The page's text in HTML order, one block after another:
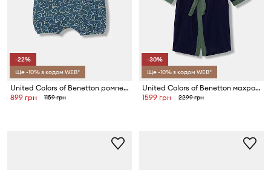
-22%
Ще -10% з кодом WEB*
United Colors of Benetton ромпер дитячий бавовняний
899 грн
1159 грн
-30%
Ще -10% з кодом WEB*
United Colors of Benetton махровий халат дитячий бавовняний
1599 грн
2299 грн